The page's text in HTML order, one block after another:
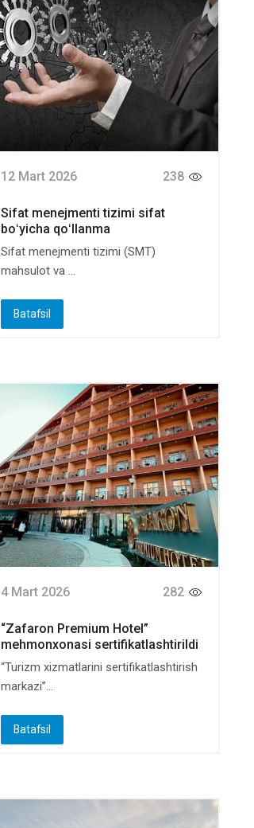
12 Mart 2026 238
Sifat menejmenti tizimi sifat
boʻyicha qoʻllanma
Sifat menejmenti tizimi (SMT)
mahsulot va ...
Batafsil
4 Mart 2026 282
“Zafaron Premium Hotel”
mehmonxonasi sertifikatlashtirildi
“Turizm xizmatlarini sertifikatlashtirish
markazi”...
Batafsil